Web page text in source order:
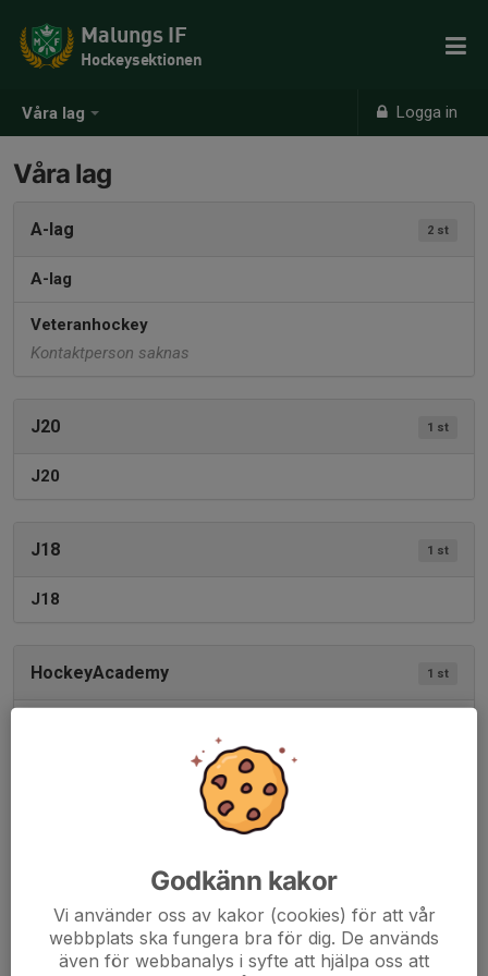
Våra lag Logga in
Malungs IF
Hockeysektionen
Våra lag
2 st
A-lag
A-lag
Veteranhockey
Kontaktperson saknas
1 st
J20
J20
1 st
J18
J18
1 st
HockeyAcademy
, HG Ansvarig
, Sportchef Malung-Sälen Gymnasieskola
U14
Godkänn kakor
Vi använder oss av kakor (cookies) för att vår
webbplats ska fungera bra för dig. De används
även för webbanalys i syfte att hjälpa oss att